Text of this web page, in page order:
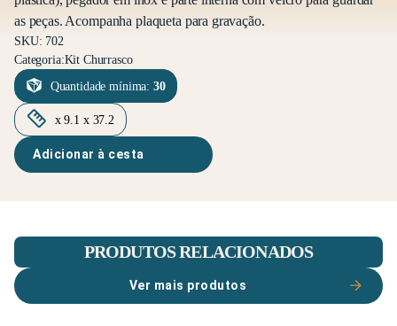
as peças. Acompanha plaqueta para gravação.
SKU: 702
Categoria:Kit Churrasco
Quantidade mínima: 30
x 9.1 x 37.2
Adicionar à cesta
PRODUTOS RELACIONADOS
Ver mais produtos